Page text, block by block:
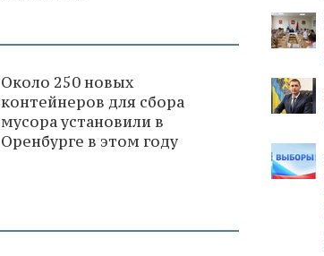
Около 250 новых
контейнеров для сбора
мусора установили в
Оренбурге в этом году